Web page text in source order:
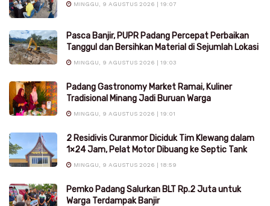
MINGGU, 9 AGUSTUS 2026 | 19:07
Pasca Banjir, PUPR Padang Percepat Perbaikan
Tanggul dan Bersihkan Material di Sejumlah Lokasi
MINGGU, 9 AGUSTUS 2026 | 19:03
Padang Gastronomy Market Ramai, Kuliner
Tradisional Minang Jadi Buruan Warga
MINGGU, 9 AGUSTUS 2026 | 19:01
2 Residivis Curanmor Diciduk Tim Klewang dalam
1×24 Jam, Pelat Motor Dibuang ke Septic Tank
MINGGU, 9 AGUSTUS 2026 | 18:59
Pemko Padang Salurkan BLT Rp.2 Juta untuk
Warga Terdampak Banjir